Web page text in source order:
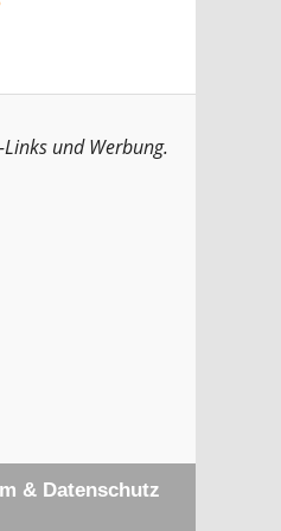
und Werbung.
& Datenschutz